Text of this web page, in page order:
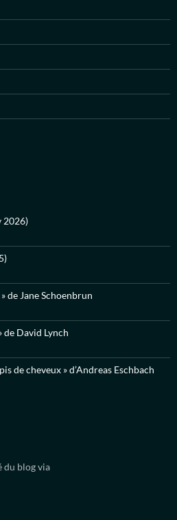
2026)
de Jane Schoenbrun
de David Lynch
de cheveux » d’Andreas Eschbach
du blog via